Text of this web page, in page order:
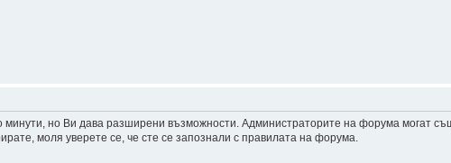
минути, но Ви дава разширени възможности. Администраторите на форума могат
моля уверете се, че сте се запознали с правилата на форума.